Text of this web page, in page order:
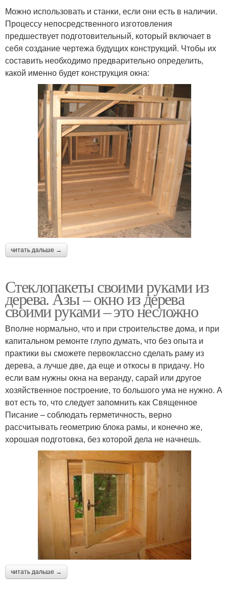
Можно использовать и станки, если они есть в наличии.
Процессу непосредственного изготовления
предшествует подготовительный, который включает в
себя создание чертежа будущих конструкций. Чтобы их
составить необходимо предварительно определить,
какой именно будет конструкция окна:
читать дальше →
Стеклопакеты своими руками из
дерева. Азы – окно из дерева
своими руками – это несложно
Вполне нормально, что и при строительстве дома, и при
капитальном ремонте глупо думать, что без опыта и
практики вы сможете первоклассно сделать раму из
дерева, а лучше две, да еще и откосы в придачу. Но
если вам нужны окна на веранду, сарай или другое
хозяйственное построение, то большого ума не нужно. А
вот есть то, что следует запомнить как Священное
Писание – соблюдать герметичность, верно
рассчитывать геометрию блока рамы, и конечно же,
хорошая подготовка, без которой дела не начнешь.
читать дальше →